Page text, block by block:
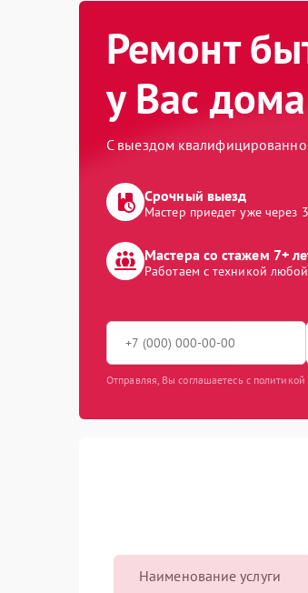
Ремонт
у Вас дома
С выездом
Срочный выезд
Мастер приедет уже через
Мастера со стажем 7+
Работаем с техникой
Отправляя, Вы соглашаетесь с
Наименование услуги